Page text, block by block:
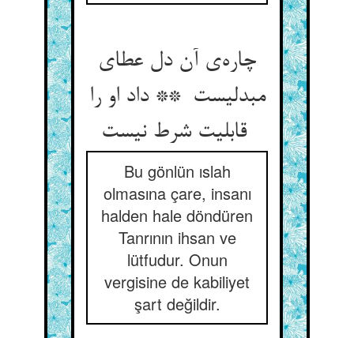
چاره‌ی آن دل عطای
مبدلیست ** داد او را
قابلیت شرط نیست
Bu gönlün ıslah
olmasına çare, insanı
halden hale döndüren
Tanrının ihsan ve
lütfudur. Onun
vergisine de kabiliyet
şart değildir.